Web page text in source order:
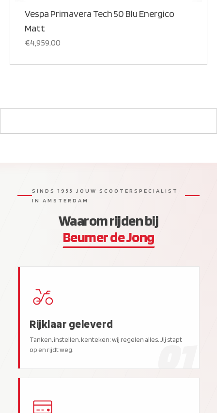
Vespa Primavera Tech 50 Blu Energico
Matt
€4,959.00
SINDS 1933 JOUW SCOOTERSPECIALIST
IN AMSTERDAM
Waarom rijden bij
Beumer de Jong
Rijklaar geleverd
Tanken, instellen, kenteken: wij regelen alles. Jij stapt
op en rijdt weg.
01